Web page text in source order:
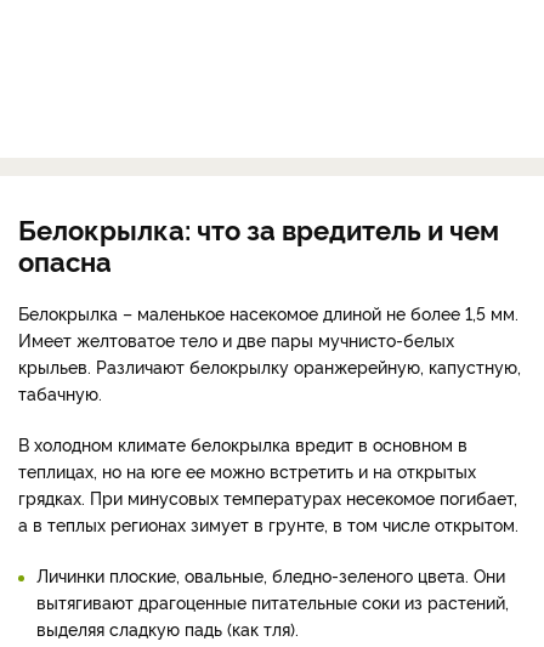
Белокрылка: что за вредитель и чем
опасна
Белокрылка – маленькое насекомое длиной не более 1,5 мм.
Имеет желтоватое тело и две пары мучнисто-белых
крыльев. Различают белокрылку оранжерейную, капустную,
табачную.
В холодном климате белокрылка вредит в основном в
теплицах, но на юге ее можно встретить и на открытых
грядках. При минусовых температурах несекомое погибает,
а в теплых регионах зимует в грунте, в том числе открытом.
Личинки плоские, овальные, бледно-зеленого цвета. Они
вытягивают драгоценные питательные соки из растений,
выделяя сладкую падь (как тля).